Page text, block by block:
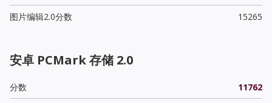
图片编辑2.0分数
15265
安卓 PCMark 存储 2.0
分数
11762